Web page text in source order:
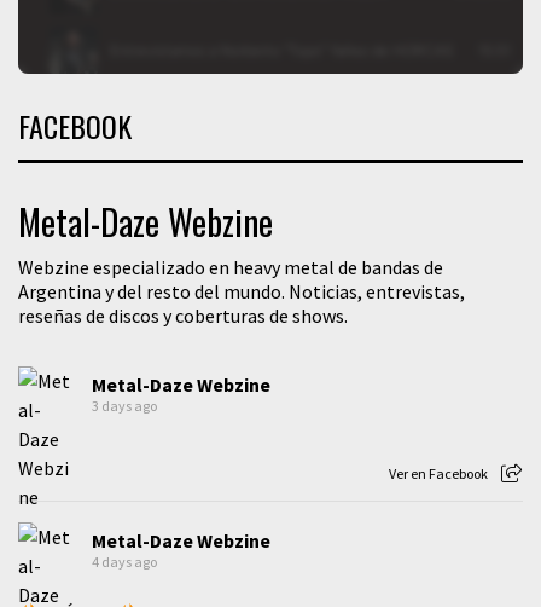
FACEBOOK
Metal-Daze Webzine
Webzine especializado en heavy metal de bandas de
Argentina y del resto del mundo. Noticias, entrevistas,
reseñas de discos y coberturas de shows.
Metal-Daze Webzine
3 days ago
Ver en Facebook
Metal-Daze Webzine
4 days ago